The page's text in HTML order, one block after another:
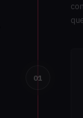
01